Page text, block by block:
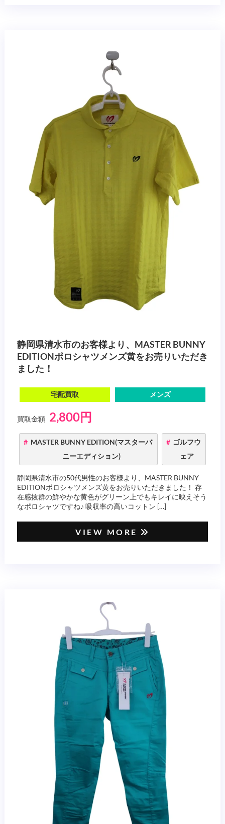
静岡県清水市のお客様より、MASTER BUNNY
EDITIONポロシャツメンズ黄をお売りいただき
ました！
宅配買取 メンズ
買取金額 2,800円
MASTER BUNNY EDITION(マスターバ
ニーエディション)
ゴルフウ
ェア
静岡県清水市の50代男性のお客様より、MASTER BUNNY
EDITIONポロシャツメンズ黄をお売りいただきました！ 存
在感抜群の鮮やかな黄色がグリーン上でもキレイに映えそう
なポロシャツですね♪ 吸収率の高いコットン […]
VIEW MORE